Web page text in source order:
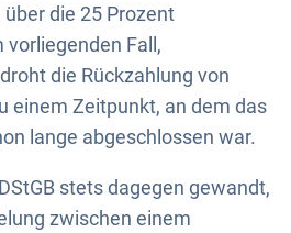
die 25 Prozent
vorliegenden Fall,
die Rückzahlung von
einem Zeitpunkt, an dem das
lange abgeschlossen war.
stets dagegen gewandt,
zwischen einem